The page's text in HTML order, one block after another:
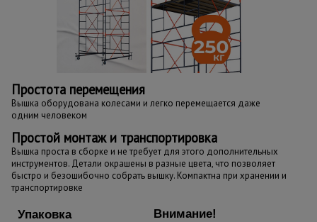
Простота перемещения
Вышка оборудована колесами и легко перемещается даже
одним человеком
Простой монтаж и транспортировка
Вышка проста в сборке и не требует для этого дополнительных
инструментов. Детали окрашены в разные цвета, что позволяет
быстро и безошибочно собрать вышку. Компактна при хранении и
транспортировке
Упаковка Внимание!